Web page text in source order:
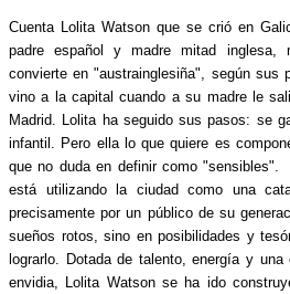
Cuenta Lolita Watson que se crió en
padre español y madre mitad inglesa,
convierte en "austrainglesiña", según sus
vino a la capital cuando a su madre le
Madrid. Lolita ha seguido sus pasos: se
infantil. Pero ella lo que quiere es
que no duda en definir como
está utilizando la ciudad como una
precisamente por un público de su
sueños rotos, sino en posibilidades y
lograrlo. Dotada de talento, energía y
envidia, Lolita Watson se ha ido